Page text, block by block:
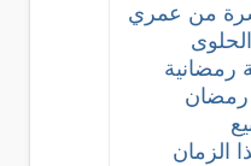
من عمري
رمضانية
رمضان
الزمان